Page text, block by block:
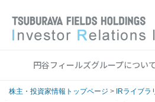
円谷フィールズグループについ
株主・投資家情報トップページ > IRライブラ